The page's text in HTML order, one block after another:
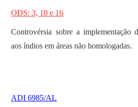
ODS: 3, 10 e 16
Controvérsia sobre a implementação
aos índios em áreas não homologadas.
ADI 6985/AL